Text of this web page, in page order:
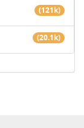
(121k)
(20.1k)